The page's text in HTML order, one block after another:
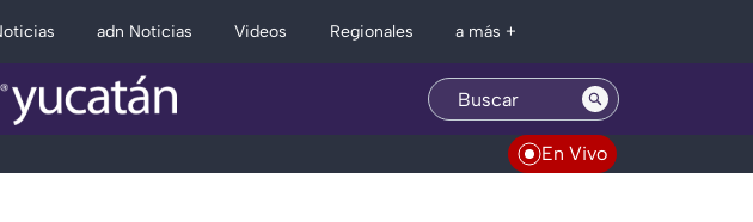
adn Noticias Videos Regionales a más +
En Vivo